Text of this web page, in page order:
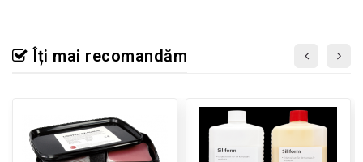
Îți mai recomandăm